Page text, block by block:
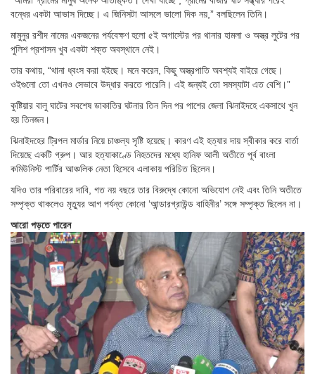
বন্ধের একটা আভাস দিচ্ছে। এ জিনিসটা আসলে ভালো দিক নয়,” বলছিলেন তিনি।
মামুনুর রশীদ নামের একজনের পর্যবেক্ষণ হলো ৫ই অগাস্টের পর থানার হামলা ও অস্ত্র লুটের পর
পুলিশ প্রশাসন খুব একটা শক্ত অবস্থানে নেই।
তার কথায়, “থানা ধ্বংস করা হইছে। মনে করেন, কিছু অস্ত্রপাতি অবশ্যই বাইরে গেছে।
ওইগুলো তো এখনও সেভাবে উদ্ধার করতে পারেনি। এই জন্যই তো সমস্যাটা এত বেশি।”
কুষ্টিয়ার বালু ঘাটের সবশেষ ডাকাতির ঘটনার তিন দিন পর পাশের জেলা ঝিনাইদহে একসাথে খুন
হয় তিনজন।
ঝিনাইদহের ট্রিপল মার্ডার নিয়ে চাঞ্চল্য সৃষ্টি হয়েছে। কারণ এই হত্যার দায় স্বীকার করে বার্তা
দিয়েছে একটি গ্রুপ। আর হত্যাকাণ্ডে নিহতদের মধ্যে হানিফ আলী অতীতে পূর্ব বাংলা
কমিউনিস্ট পার্টির আঞ্চলিক নেতা হিসেবে এলাকায় পরিচিত ছিলেন।
যদিও তার পরিবারের দাবি, গত নয় বছরে তার বিরুদ্ধে কোনো অভিযোগ নেই এবং তিনি অতীতে
সম্পৃক্ত থাকলেও মৃত্যুর আগ পর্যন্ত কোনো ‘আন্ডারগ্রাউন্ড বাহিনীর’ সঙ্গে সম্পৃক্ত ছিলেন না।
আরো পড়তে পারেন